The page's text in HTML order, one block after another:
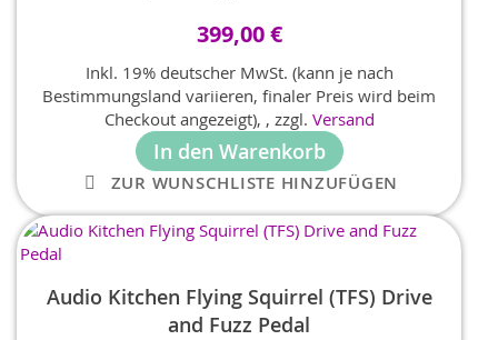
experimental sound sources in stunning realism.
399,00 €
Inkl. 19% deutscher MwSt. (kann je nach
Bestimmungsland variieren, finaler Preis wird beim
Checkout angezeigt), , zzgl. Versand
In den Warenkorb
ZUR WUNSCHLISTE HINZUFÜGEN
Audio Kitchen Flying Squirrel (TFS) Drive
and Fuzz Pedal